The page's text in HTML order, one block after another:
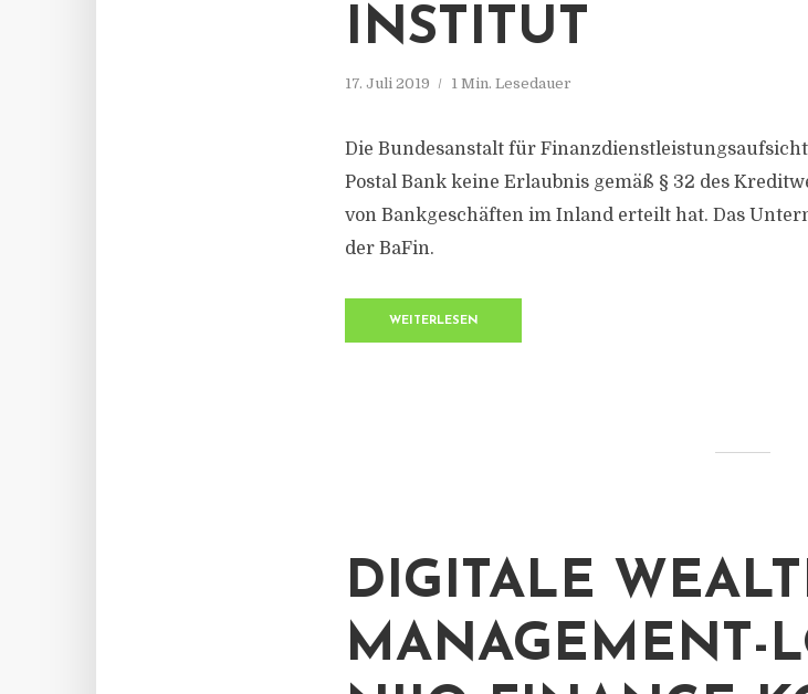
INSTITUT
17. Juli 2019 1 Min. Lesedauer
Die Bundesanstalt für
Postal Bank keine Erlaubnis gemäß § 32 des
von Bankgeschäften im Inland erteilt hat. Das
der BaFin.
WEITERLESEN
DIGITALE
MANAGEMENT-